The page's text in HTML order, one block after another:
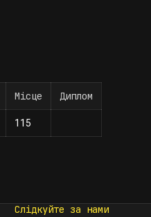
Місце Диплом
115
Слідкуйте за нами